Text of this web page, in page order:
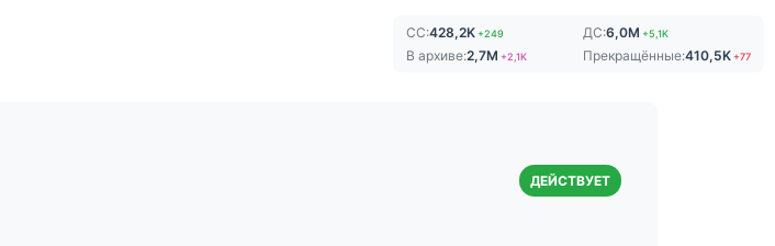
СС:428,2K+249 ДС:6,0M +5,1K
В архиве:2,7M +2,1K Прекращённые:410,5K +77
ДЕЙСТВУЕТ